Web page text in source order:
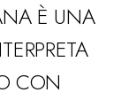
È UNA
CON